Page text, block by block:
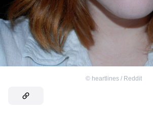
© heartlines / Reddit